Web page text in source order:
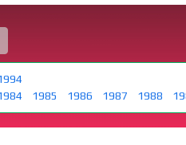
1985 1986 1987 1988